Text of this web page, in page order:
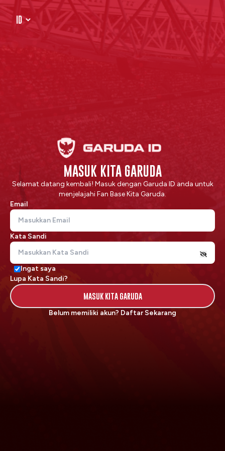
MASUK KITA GARUDA
Selamat datang kembali! Masuk dengan Garuda ID anda untuk
menjelajahi Fan Base Kita Garuda.
Email
Kata Sandi
Ingat saya
Lupa Kata Sandi?
MASUK KITA GARUDA
Belum memiliki akun? Daftar Sekarang